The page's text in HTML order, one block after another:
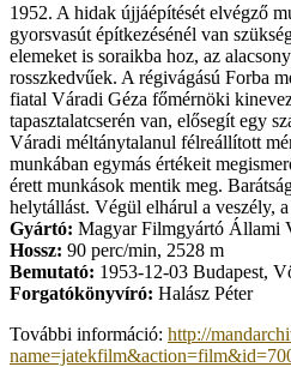
1952. A hidak újjáépítését elvégző
gyorsvasút építkezésénél van
elemeket is soraikba hoz, az
rosszkedvűek. A régivágású Forba
fiatal Váradi Géza főmérnöki
tapasztalatcserén van, elősegít egy
Váradi méltánytalanul félreállított
munkában egymás értékeit
érett munkások mentik meg.
helytállást. Végül elhárul a veszély,
Gyártó: Magyar Filmgyártó Állami
Hossz: 90 perc/min, 2528 m
Bemutató: 1953-12-03 Budapest,
Forgatókönyvíró: Halász Péter
További információ: http://